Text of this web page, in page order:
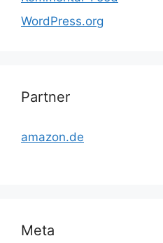
WordPress.org
Partner
amazon.de
Meta